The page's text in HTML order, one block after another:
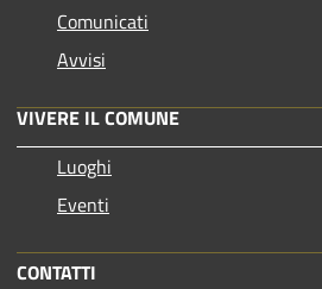
Comunicati
Avvisi
VIVERE IL COMUNE
Luoghi
Eventi
CONTATTI